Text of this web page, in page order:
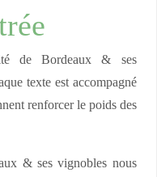
de Bordeaux & ses
texte est accompagné
renforcer le poids des
& ses vignobles nous